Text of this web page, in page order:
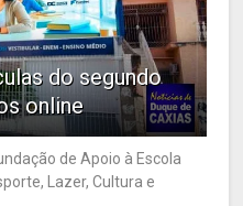
do segundo
online
de Apoio à Escola
Lazer, Cultura e